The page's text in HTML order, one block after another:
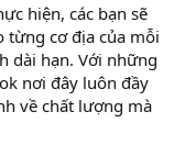
hiện, các bạn sẽ
từng cơ địa của mỗi
dài hạn. Với những
nơi đây luôn đầy
về chất lượng mà